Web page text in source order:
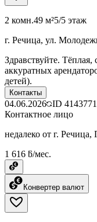
2 комн.49 м²5/5 этаж
г. Речица, ул.
Здравствуйте. Тёплая,
аккуратных
детей).
Контакты
04.06.2026 ID 4143771
Контактное лицо
недалеко от г. Речица,
1 616 ƃ/мес.
Конвертер валют